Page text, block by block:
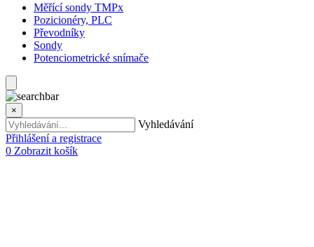
Měřící sondy TMPx
Pozicionéry, PLC
Převodníky
Sondy
Potenciometrické snímače
×
Vyhledávání
Přihlášení a registrace
0 Zobrazit košík